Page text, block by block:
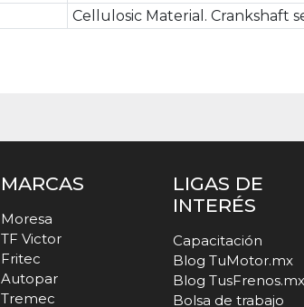
Cellulosic Material. Crankshaft
MARCAS
Moresa
TF Victor
Fritec
Autopar
Tremec
LIGAS DE
INTERÉS
Capacitación
Blog TuMotor.mx
Blog TusFrenos.mx
Bolsa de trabajo